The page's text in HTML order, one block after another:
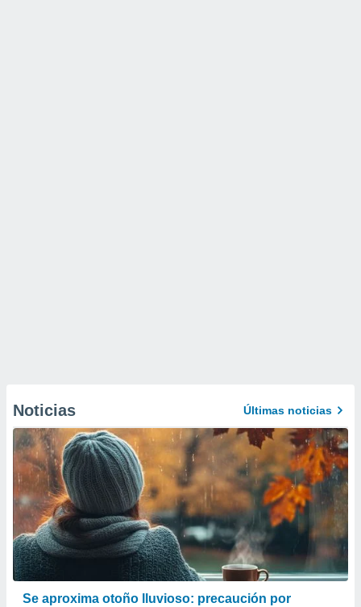
Noticias Últimas noticias
Se aproxima otoño lluvioso: precaución por